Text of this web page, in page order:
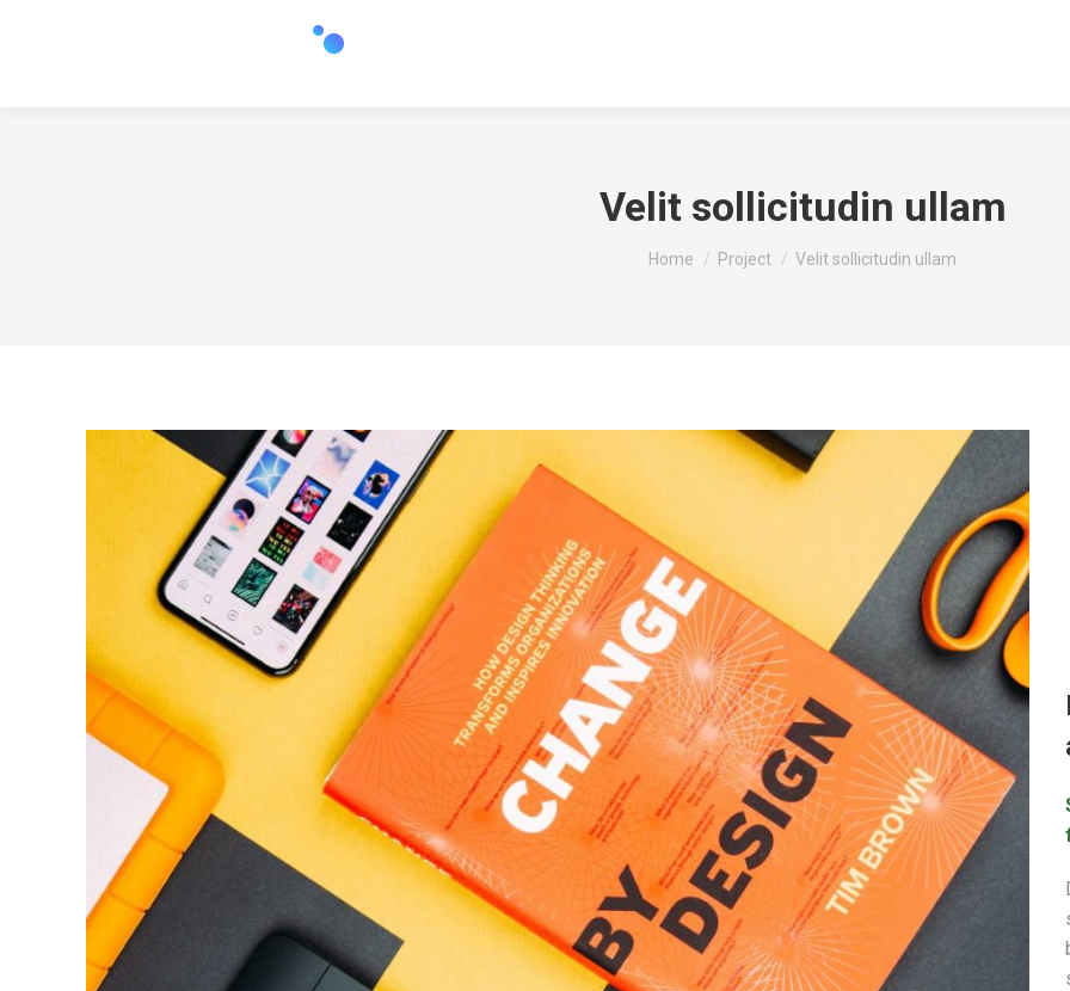
Velit sollicitudin ullam
You are here:
Home Project Velit sollicitudin ullam